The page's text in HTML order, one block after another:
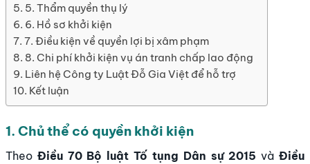
5. Thẩm quyền thụ lý
6. Hồ sơ khởi kiện
7. Điều kiện về quyền lợi bị xâm phạm
8. Chi phí khởi kiện vụ án tranh chấp lao động
Liên hệ Công ty Luật Đỗ Gia Việt để hỗ trợ
Kết luận
1. Chủ thể có quyền khởi kiện
Theo Điều 70 Bộ luật Tố tụng Dân sự 2015 vàĐiều